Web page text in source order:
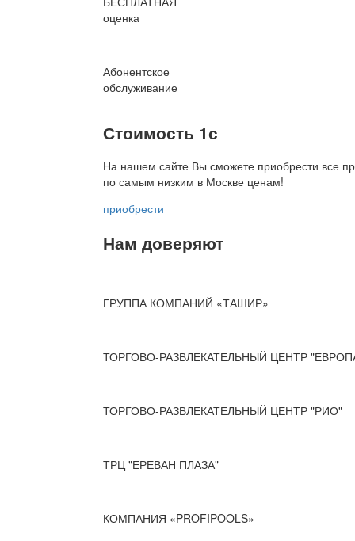
оценка
Абонентское
обслуживание
Стоимость 1с
На нашем сайте Вы сможете приобрести все
по самым низким в Москве ценам!
приобрести
Нам доверяют
ГРУППА КОМПАНИЙ «ТАШИР»
ТОРГОВО-РАЗВЛЕКАТЕЛЬНЫЙ ЦЕНТР
ТОРГОВО-РАЗВЛЕКАТЕЛЬНЫЙ ЦЕНТР "РИО"
ТРЦ "ЕРЕВАН ПЛАЗА"
КОМПАНИЯ «PROFIPOOLS»